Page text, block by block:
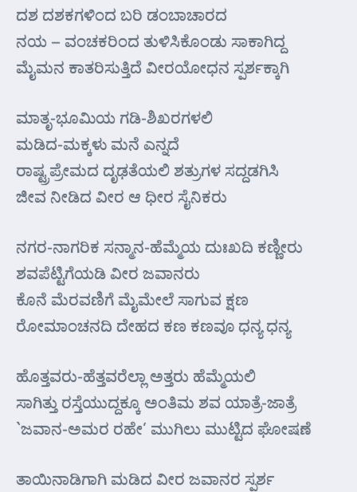
ದಶ ದಶಕಗಳಿಂದ ಬರಿ ಡಂಬಾಚಾರದ
ನಯ – ವಂಚಕರಿಂದ ತುಳಿಸಿಕೊಂಡು ಸಾಕಾಗಿದ್ದ
ಮೈಮನ ಕಾತರಿಸುತ್ತಿದೆ ವೀರಯೋಧನ ಸ್ಪರ್ಶಕ್ಕಾಗಿ
ಮಾತೃ-ಭೂಮಿಯ ಗಡಿ-ಶಿಖರಗಳಲಿ
ಮಡಿದ-ಮಕ್ಕಳು ಮನೆ ಎನ್ನದೆ
ರಾಷ್ಟ್ರಪ್ರೇಮದ ದೃಢತೆಯಲಿ ಶತ್ರುಗಳ ಸದ್ದಡಗಿಸಿ
ಜೀವ ನೀಡಿದ ವೀರ ಆ ಧೀರ ಸೈನಿಕರು
ನಗರ-ನಾಗರಿಕ ಸನ್ಮಾನ-ಹೆಮ್ಮೆಯ ದುಃಖದಿ ಕಣ್ಣೀರು
ಶವಪೆಟ್ಟಿಗೆಯಡಿ ವೀರ ಜವಾನರು
ಕೊನೆ ಮೆರವಣಿಗೆ ಮೈಮೇಲೆ ಸಾಗುವ ಕ್ಷಣ
ರೋಮಾಂಚನದಿ ದೇಹದ ಕಣ ಕಣವೂ ಧನ್ಯ ಧನ್ಯ
ಹೊತ್ತವರು-ಹೆತ್ತವರೆಲ್ಲಾ ಅತ್ತರು ಹೆಮ್ಮೆಯಲಿ
ಸಾಗಿತ್ತು ರಸ್ತೆಯುದ್ದಕ್ಕೂ ಅಂತಿಮ ಶವ ಯಾತ್ರೆ-ಜಾತ್ರೆ
`ಜವಾನ-ಅಮರ ರಹೇ’ ಮುಗಿಲು ಮುಟ್ಟಿದ ಘೋಷಣೆ
ತಾಯಿನಾಡಿಗಾಗಿ ಮಡಿದ ವೀರ ಜವಾನರ ಸ್ಪರ್ಶ